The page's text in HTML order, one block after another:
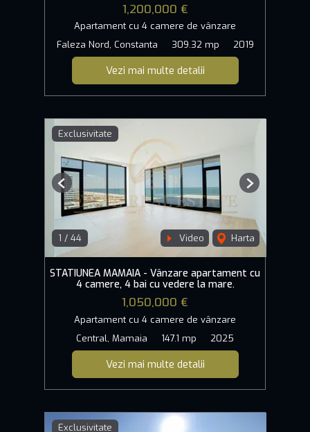
1,200,000 €
Apartament cu 4 camere de vânzare
Faleza Nord, Constanta
309.32 mp 2019
Vezi mai multe detalii
Exclusivitate
1 / 44 Video Harta
Previous Next
STATIUNEA MAMAIA - Vânzare apartament cu
4 camere, 4 bai cu vedere la mare.
1,050,000 €
Apartament cu 4 camere de vânzare
Central, Mamaia
147.1 mp 2025
Vezi mai multe detalii
Exclusivitate